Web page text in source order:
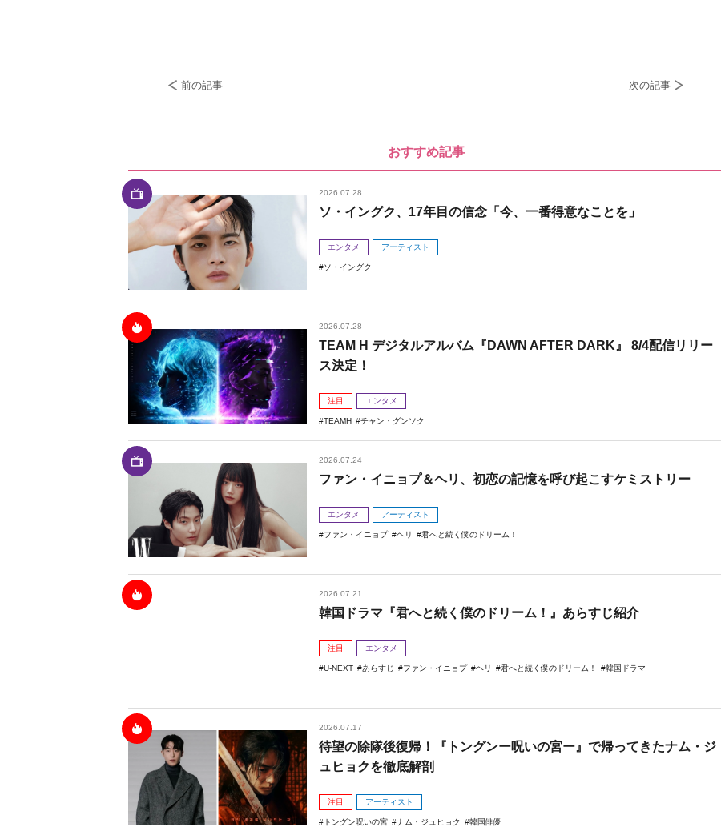
前の記事 次の記事
おすすめ記事
2026.07.28
ソ・イングク、17年目の信念「今、一番得意なことを」
エンタメ アーティスト
ソ・イングク
2026.07.28
TEAM H デジタルアルバム『DAWN AFTER DARK』 8/4配信リリー
ス決定！
注目 エンタメ
TEAMH チャン・グンソク
2026.07.24
ファン・イニョプ＆ヘリ、初恋の記憶を呼び起こすケミストリー
エンタメ アーティスト
ファン・イニョプ ヘリ 君へと続く僕のドリーム！
2026.07.21
韓国ドラマ『君へと続く僕のドリーム！』あらすじ紹介
注目 エンタメ
U-NEXT あらすじ ファン・イニョプ ヘリ 君へと続く僕のドリーム！ 韓国ドラマ
2026.07.17
待望の除隊後復帰！『トングンー呪いの宮ー』で帰ってきたナム・ジ
ュヒョクを徹底解剖
注目 アーティスト
トングン呪いの宮 ナム・ジュヒョク 韓国俳優